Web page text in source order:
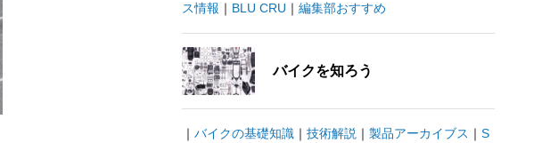
ス情報 ｜ BLU CRU ｜ 編集部おすすめ
バイクを知ろう
｜ バイクの基礎知識｜ 技術解説 ｜ 製品アーカイブス ｜ S